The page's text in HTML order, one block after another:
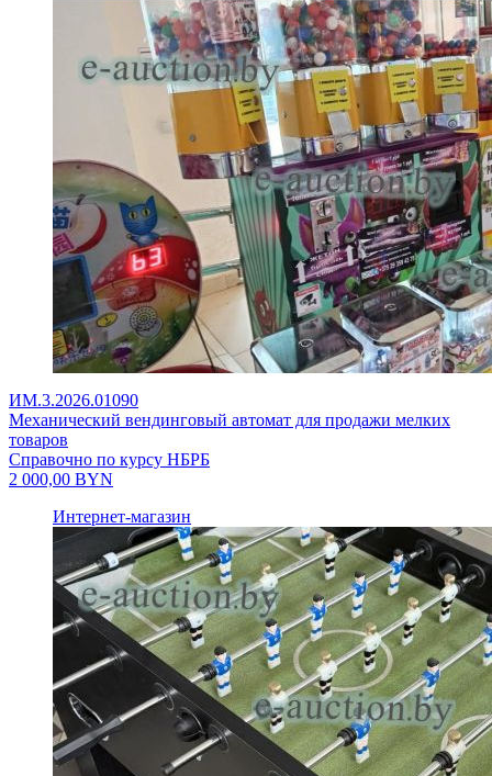
ИМ.3.2026.01090
Механический вендинговый автомат для продажи мелких
товаров
Справочно по курсу НБРБ
2 000,00 BYN
Интернет-магазин